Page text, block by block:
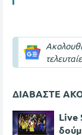
ΔΙΑΒΑΣΤΕ
Live